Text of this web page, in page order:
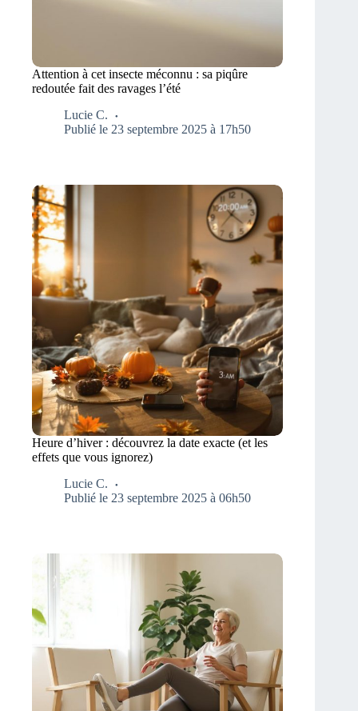
Attention à cet insecte méconnu : sa piqûre
redoutée fait des ravages l’été
Lucie C.
Publié le 23 septembre 2025 à 17h50
Heure d’hiver : découvrez la date exacte (et les
effets que vous ignorez)
Lucie C.
Publié le 23 septembre 2025 à 06h50